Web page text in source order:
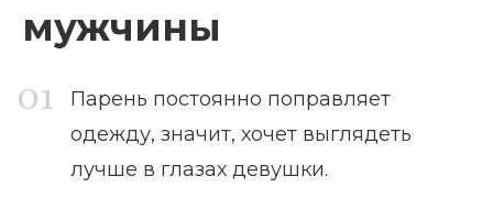
мужчины
Парень постоянно поправляет
одежду, значит, хочет выглядеть
лучше в глазах девушки.